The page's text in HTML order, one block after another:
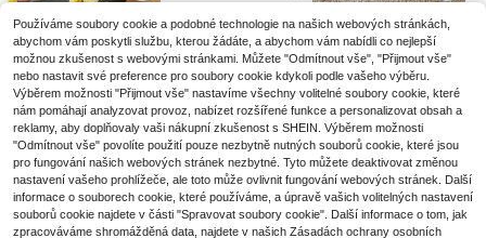
2.97€ 4.12€ 9.49€
Používáme soubory cookie a podobné technologie na našich webových stránkách,
abychom vám poskytli službu, kterou žádáte, a abychom vám nabídli co nejlepší
možnou zkušenost s webovými stránkami. Můžete "Odmítnout vše", "Přijmout vše"
nebo nastavit své preference pro soubory cookie kdykoli podle vašeho výběru.
Výběrem možnosti "Přijmout vše" nastavíme všechny volitelné soubory cookie, které
nám pomáhají analyzovat provoz, nabízet rozšířené funkce a personalizovat obsah a
reklamy, aby doplňovaly vaši nákupní zkušenost s SHEIN. Výběrem možnosti
"Odmítnout vše" povolíte použití pouze nezbytně nutných souborů cookie, které jsou
pro fungování našich webových stránek nezbytné. Tyto můžete deaktivovat změnou
nastavení vašeho prohlížeče, ale toto může ovlivnit fungování webových stránek. Další
informace o souborech cookie, které používáme, a úpravě vašich volitelných nastavení
souborů cookie najdete v části "Spravovat soubory cookie". Další informace o tom, jak
zpracováváme shromážděná data, najdete v našich Zásadách ochrany osobních